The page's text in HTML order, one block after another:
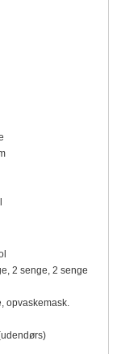
2 senge, 2 senge
opvaskemask.